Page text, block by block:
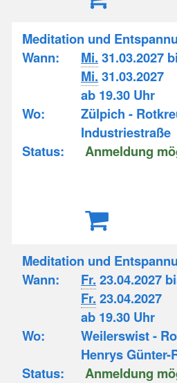
Meditation und
Wann:
Mi. 31.03.2027
Mi. 31.03.2027
ab 19.30 Uhr
Wo:
Zülpich -
Industriestraße
Status:
Anmeldung
Meditation und
Wann:
Fr. 23.04.2027
Fr. 23.04.2027
ab 19.30 Uhr
Wo:
Weilerswist -
Henrys Günter-
Status:
Anmeldung